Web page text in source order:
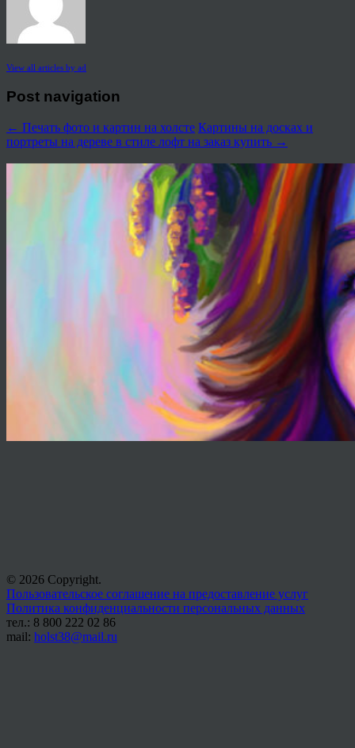
View all articles by ad
Post navigation
← Печать фото и картин на холсте Картины на досках и
портреты на дереве в стиле лофт на заказ купить →
© 2026 Copyright.
Пользовательское соглашение на предоставление услуг
Политика конфиденциальности персональных данных
тел.: 8 800 222 02 86
mail: holst38@mail.ru